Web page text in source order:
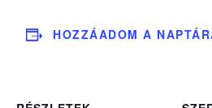
HOZZÁADOM A